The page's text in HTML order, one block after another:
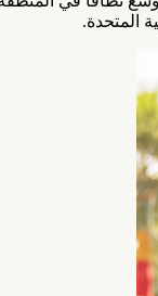
المتحدة.